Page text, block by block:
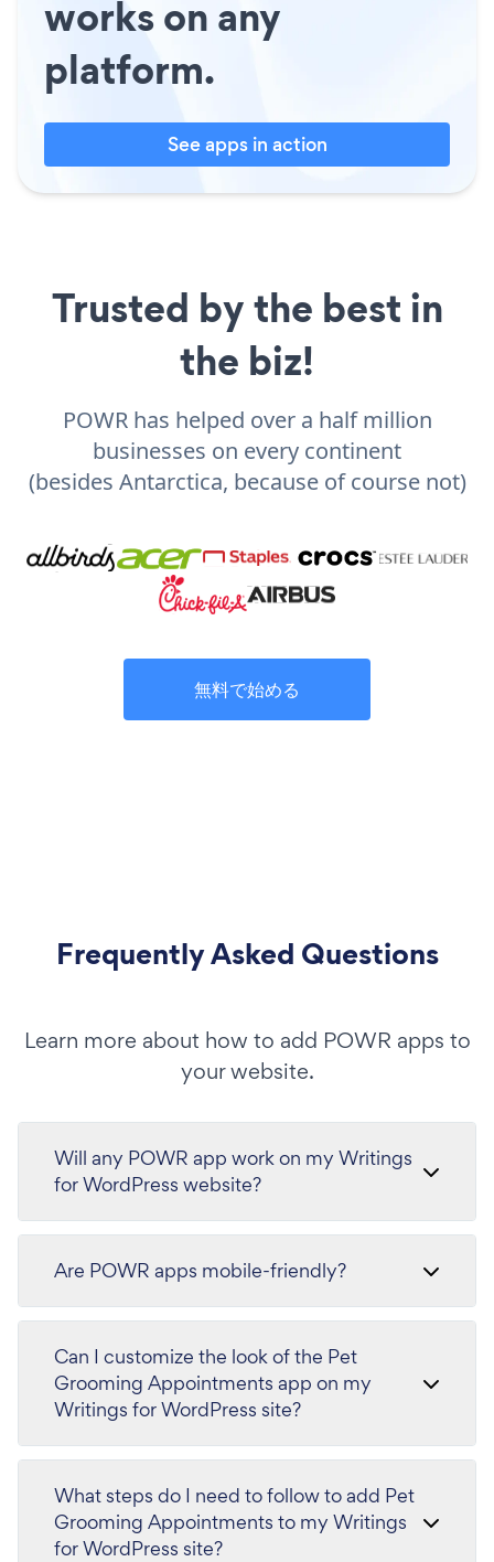
works on any
platform.
See apps in action
Trusted by the best in
the biz!
POWR has helped over a half million
businesses on every continent
(besides Antarctica, because of course not)
無料で始める
Frequently Asked Questions
Learn more about how to add POWR apps to
your website.
Will any POWR app work on my Writings
for WordPress website?
Are POWR apps mobile-friendly?
Can I customize the look of the Pet
Grooming Appointments app on my
Writings for WordPress site?
What steps do I need to follow to add Pet
Grooming Appointments to my Writings
for WordPress site?